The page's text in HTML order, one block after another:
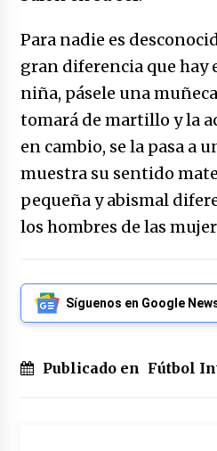
Para nadie es
gran diferencia que
niña, pásele una
tomará de martillo y la
en cambio, se la pasa a
muestra su sentido
pequeña y abismal
los hombres de las
Síguenos en Google
Publicado en Fútbol